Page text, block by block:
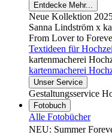
Entdecke Mehr...
Neue Kollektion
Sanna Lindström x
From Lover to
Textideen für
kartenmacherei
kartenmacherei
Unser Service
Gestaltungsservice
Fotobuch
Alle Fotobücher
NEU: Summer